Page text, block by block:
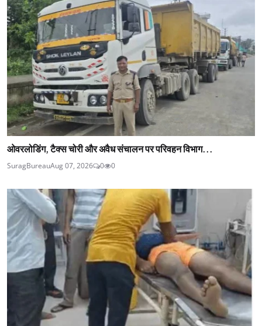
ओवरलोडिंग, टैक्स चोरी और अवैध संचालन पर परिवहन विभाग...
SuragBureauAug 07, 2026 0 0